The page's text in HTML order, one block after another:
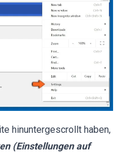
hinuntergescrollt haben,
(Einstellungen auf